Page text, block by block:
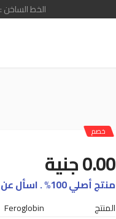
الخط الساخن : 01152037337
خصم
0.00 جنية
منتج أصلي 100% . اسأل عن هديتك!
المنتج
Feroglobin